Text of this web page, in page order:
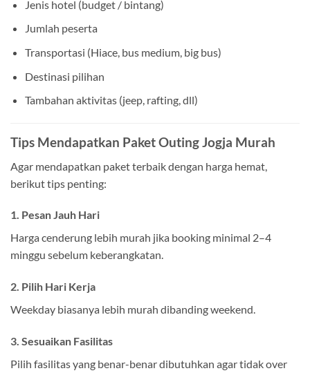
Jenis hotel (budget / bintang)
Jumlah peserta
Transportasi (Hiace, bus medium, big bus)
Destinasi pilihan
Tambahan aktivitas (jeep, rafting, dll)
Tips Mendapatkan Paket Outing Jogja Murah
Agar mendapatkan paket terbaik dengan harga hemat,
berikut tips penting:
1. Pesan Jauh Hari
Harga cenderung lebih murah jika booking minimal 2–4
minggu sebelum keberangkatan.
2. Pilih Hari Kerja
Weekday biasanya lebih murah dibanding weekend.
3. Sesuaikan Fasilitas
Pilih fasilitas yang benar-benar dibutuhkan agar tidak over